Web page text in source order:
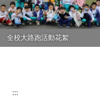
全校大路跑活動花絮
:::